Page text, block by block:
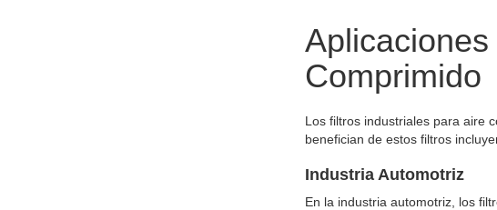
Comprimido
Los filtros industriales para aire
benefician de estos filtros
Industria Automotriz
En la industria automotriz, los